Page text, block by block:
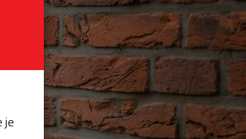
je